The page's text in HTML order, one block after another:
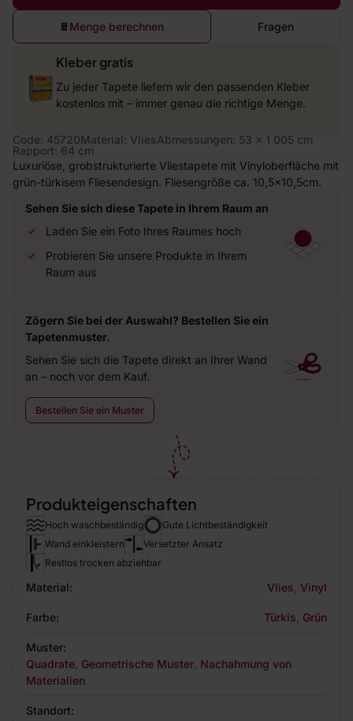
Menge berechnen Fragen
Kleber gratis
Zu jeder Tapete liefern wir den passenden Kleber
kostenlos mit – immer genau die richtige Menge.
Code: 45720Material: VliesAbmessungen: 53 x 1 005 cm
Rapport: 64 cm
Luxuriöse, grobstrukturierte Vliestapete mit Vinyloberfläche mit
grün-türkisem Fliesendesign. Fliesengröße ca. 10,5x10,5cm.
Sehen Sie sich diese Tapete in Ihrem Raum an
Laden Sie ein Foto Ihres Raumes hoch
Probieren Sie unsere Produkte in Ihrem
Raum aus
Zögern Sie bei der Auswahl? Bestellen Sie ein
Tapetenmuster.
Sehen Sie sich die Tapete direkt an Ihrer Wand
an – noch vor dem Kauf.
Bestellen Sie ein Muster
Produkteigenschaften
Hoch waschbeständig
Gute Lichtbeständigkeit
Wand einkleistern
Versetzter Ansatz
Restlos trocken abziehbar
Material: Vlies Vinyl
Farbe: Türkis Grün
Muster:
Quadrate Geometrische Muster Nachahmung von
Materialien
Standort: